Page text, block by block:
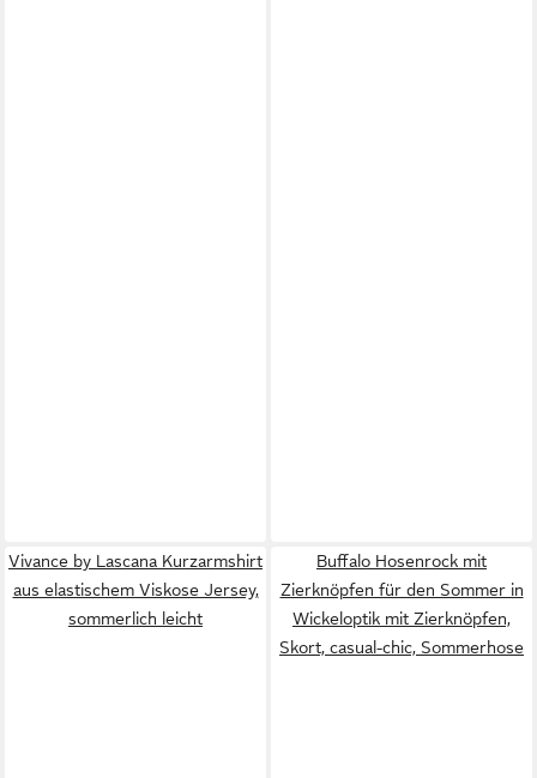
Vivance by Lascana Kurzarmshirt
aus elastischem Viskose Jersey,
sommerlich leicht
Buffalo Hosenrock mit
Zierknöpfen für den Sommer in
Wickeloptik mit Zierknöpfen,
Skort, casual-chic, Sommerhose